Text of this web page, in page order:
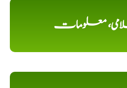
معلومات